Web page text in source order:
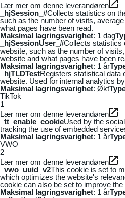
Lær mer om denne leverandøren
_hjSession_#Collects statistics on
such as the number of visits,
what pages have been read.
Maksimal lagringsvarighet: 1 dag
_hjSessionUser_#Collects statistics
website, such as the number of
website and what pages have been
Maksimal lagringsvarighet: 1 år
_hjTLDTestRegisters statistical data
website. Used for internal analytics
Maksimal lagringsvarighet: Økt
TikTok
1
Lær mer om denne leverandøren
_tt_enable_cookieUsed by the
tracking the use of embedded
Maksimal lagringsvarighet: 1 år
VWO
2
Lær mer om denne leverandøren
_vwo_uuid_v2This cookie is set to
which optimizes the website's
cookie can also be set to improve
Maksimal lagringsvarighet: 1 år